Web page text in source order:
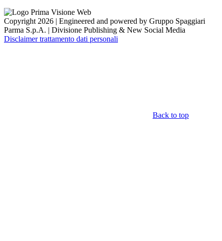
Copyright 2026 | Engineered and powered by Gruppo Spaggiari
Parma S.p.A. | Divisione Publishing & New Social Media
Disclaimer trattamento dati personali
Back to top